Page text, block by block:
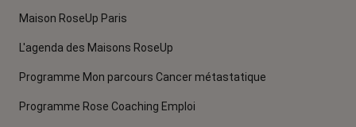
Maison RoseUp Paris
L'agenda des Maisons RoseUp
Programme Mon parcours Cancer métastatique
Programme Rose Coaching Emploi